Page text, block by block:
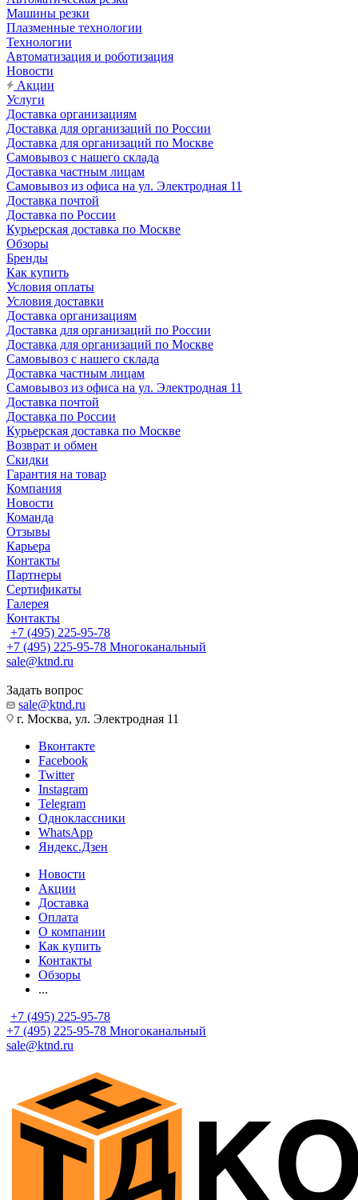
Машины резки
Плазменные технологии
Технологии
Автоматизация и роботизация
Новости
Акции
Услуги
Доставка организациям
Доставка для организаций по России
Доставка для организаций по Москве
Самовывоз с нашего склада
Доставка частным лицам
Самовывоз из офиса на ул. Электродная 11
Доставка почтой
Доставка по России
Курьерская доставка по Москве
Обзоры
Бренды
Как купить
Условия оплаты
Условия доставки
Доставка организациям
Доставка для организаций по России
Доставка для организаций по Москве
Самовывоз с нашего склада
Доставка частным лицам
Самовывоз из офиса на ул. Электродная 11
Доставка почтой
Доставка по России
Курьерская доставка по Москве
Возврат и обмен
Скидки
Гарантия на товар
Компания
Новости
Команда
Отзывы
Карьера
Контакты
Партнеры
Сертификаты
Галерея
Контакты
+7 (495) 225-95-78
+7 (495) 225-95-78 Многоканальный
sale@ktnd.ru
Задать вопрос
sale@ktnd.ru
г. Москва, ул. Электродная 11
Вконтакте
Facebook
Twitter
Instagram
Telegram
Одноклассники
WhatsApp
Яндекс.Дзен
Новости
Акции
Доставка
Оплата
О компании
Как купить
Контакты
Обзоры
...
+7 (495) 225-95-78
+7 (495) 225-95-78 Многоканальный
sale@ktnd.ru